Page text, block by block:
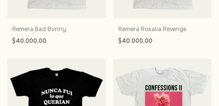
Remera Bad Bunny
$40.000,00
Remera Rosalia Revenge
$40.000,00